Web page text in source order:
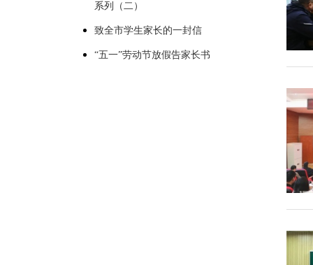
系列（二）
致全市学生家长的一封信
“五一”劳动节放假告家长书